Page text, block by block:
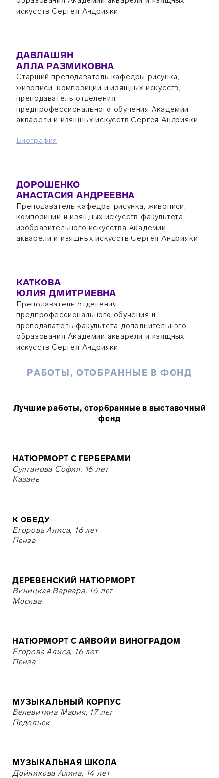
искусств Сергея Андрияки
ДАВЛАШЯН
АЛЛА РАЗМИКОВНА
Старший преподаватель кафедры рисунка,
живописи, композиции и изящных искусств,
преподаватель отделения
предпрофессионального обучения Академии
акварели и изящных искусств Сергея Андрияки
Биография
ДОРОШЕНКО
АНАСТАСИЯ АНДРЕЕВНА
Преподаватель кафедры рисунка, живописи,
композиции и изящных искусств факультета
изобразительного искусства Академии
акварели и изящных искусств Сергея Андрияки
КАТКОВА
ЮЛИЯ ДМИТРИЕВНА
Преподаватель отделения
предпрофессионального обучения и
преподаватель факультета дополнительного
образования Академии акварели и изящных
искусств Сергея Андрияки
РАБОТЫ, ОТОБРАННЫЕ В ФОНД
Лучшие работы, оторбранные в выставочный
фонд
НАТЮРМОРТ С ГЕРБЕРАМИ
Султанова София, 16 лет
Казань
К ОБЕДУ
Егорова Алиса, 16 лет
Пенза
ДЕРЕВЕНСКИЙ НАТЮРМОРТ
Виницкая Варвара, 16 лет
Москва
НАТЮРМОРТ С АЙВОЙ И ВИНОГРАДОМ
Егорова Алиса, 16 лет
Пенза
МУЗЫКАЛЬНЫЙ КОРПУС
Белевитина Мария, 17 лет
Подольск
МУЗЫКАЛЬНАЯ ШКОЛА
Дойникова Алина, 14 лет